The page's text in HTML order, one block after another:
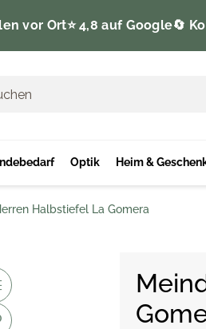
vor Ort⭐️ 4,8 auf Google🔄
Optik Heim &
Halbstiefel La Gomera